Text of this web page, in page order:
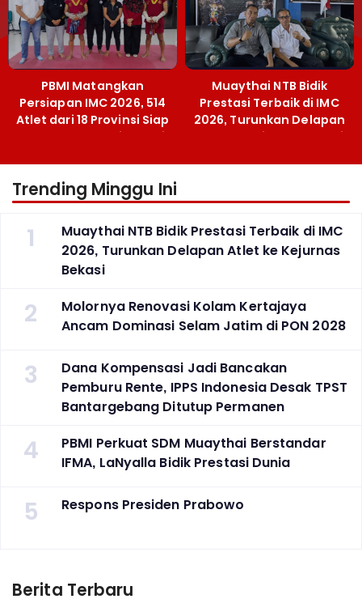
PBMI Matangkan
Persiapan IMC 2026, 514
Atlet dari 18 Provinsi Siap
Berlaga Besok di Bekasi
Muaythai NTB Bidik
Prestasi Terbaik di IMC
2026, Turunkan Delapan
Atlet ke Kejurnas Bekasi
Trending Minggu Ini
1
Muaythai NTB Bidik Prestasi Terbaik di IMC
2026, Turunkan Delapan Atlet ke Kejurnas
Bekasi
2
Molornya Renovasi Kolam Kertajaya
Ancam Dominasi Selam Jatim di PON 2028
3
Dana Kompensasi Jadi Bancakan
Pemburu Rente, IPPS Indonesia Desak TPST
Bantargebang Ditutup Permanen
4
PBMI Perkuat SDM Muaythai Berstandar
IFMA, LaNyalla Bidik Prestasi Dunia
5 Respons Presiden Prabowo
Berita Terbaru